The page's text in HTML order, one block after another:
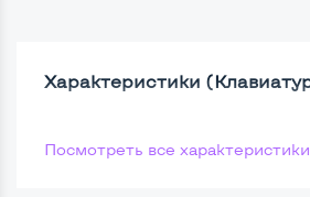
Характеристики
Посмотреть все